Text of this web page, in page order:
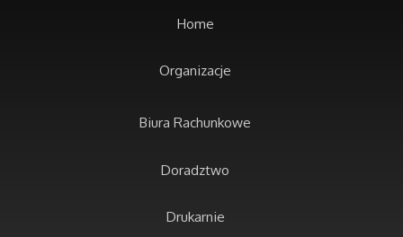
Home
Organizacje
Biura Rachunkowe
Doradztwo
Drukarnie